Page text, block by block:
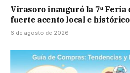
Virasoro inauguró la 7ª Feria
fuerte acento local e histórico
6 de agosto de 2026